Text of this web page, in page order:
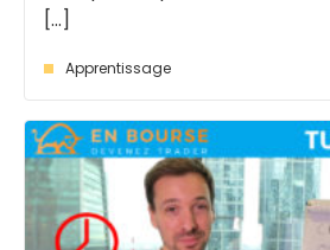
[...]
Apprentissage